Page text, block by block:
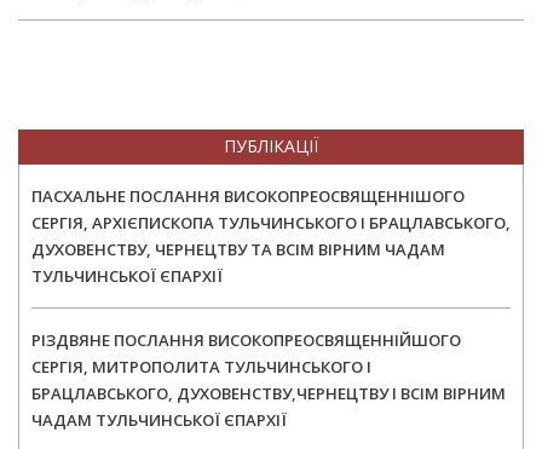
ПУБЛІКАЦІЇ
ПАСХАЛЬНЕ ПОСЛАННЯ ВИСОКОПРЕОСВЯЩЕННІШОГО
СЕРГІЯ, АРХІЄПИСКОПА ТУЛЬЧИНСЬКОГО І БРАЦЛАВСЬКОГО,
ДУХОВЕНСТВУ, ЧЕРНЕЦТВУ ТА ВСІМ ВІРНИМ ЧАДАМ
ТУЛЬЧИНСЬКОЇ ЄПАРХІЇ
РІЗДВЯНЕ ПОСЛАННЯ ВИСОКОПРЕОСВЯЩЕННІЙШОГО
СЕРГІЯ, МИТРОПОЛИТА ТУЛЬЧИНСЬКОГО І
БРАЦЛАВСЬКОГО, ДУХОВЕНСТВУ,ЧЕРНЕЦТВУ І ВСІМ ВІРНИМ
ЧАДАМ ТУЛЬЧИНСЬКОЇ ЄПАРХІЇ